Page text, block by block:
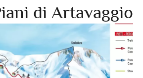
di Artavaggio